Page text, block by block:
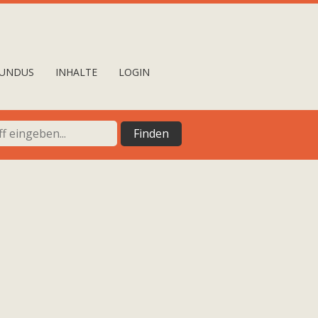
INHALTE LOGIN